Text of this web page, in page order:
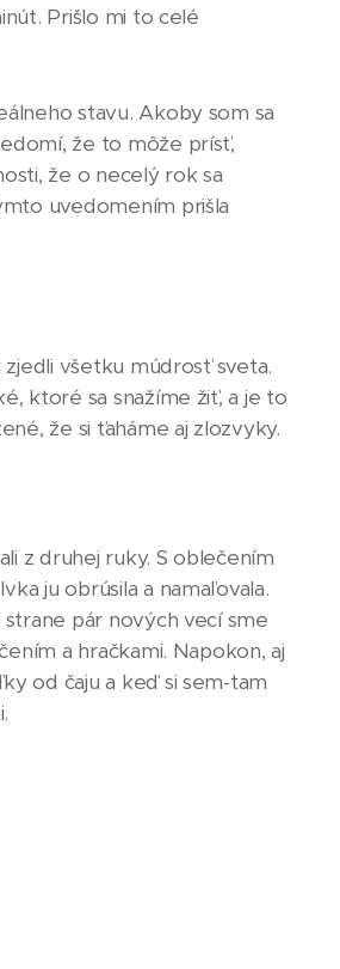
Prišlo mi to celé
stavu. Akoby som sa
že to môže prísť,
že o necelý rok sa
uvedomením prišla
zjedli všetku múdrosť sveta.
ktoré sa snažíme žiť, a je to
že si ťaháme aj zlozvyky.
z druhej ruky. S oblečením
ju obrúsila a namaľovala.
strane pár nových vecí sme
a hračkami. Napokon, aj
od čaju a keď si sem-tam